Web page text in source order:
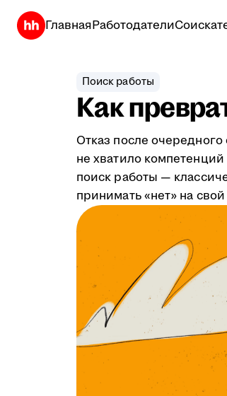
ГлавнаяРаботодатели
Поиск работы
Как
Отказ после
не хватило
поиск работы —
принимать «нет» на